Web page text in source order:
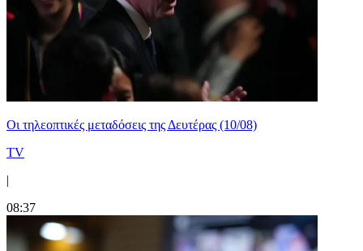
Οι τηλεοπτικές μεταδόσεις της Δευτέρας (10/08)
TV
|
08:37